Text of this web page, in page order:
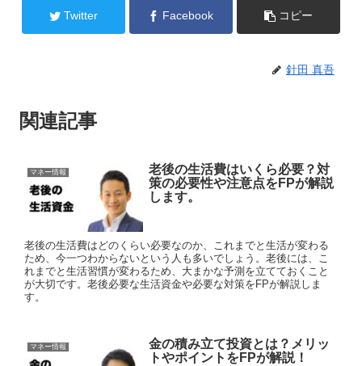
Twitter Facebook コピー
針田 真吾
関連記事
マネー情報
老後の生活費はいくら必要？対
策の必要性や注意点をFPが解説
します。
老後の生活費はどのくらい必要なのか、これまでと生活が変わる
ため、今一つわからないという人も多いでしょう。老後には、こ
れまでと生活習慣が変わるため、大まかな予測を立てておくこと
が大切です。老後必要な生活資金や必要な対策をFPが解説しま
す。
マネー情報
金の積み立て投資とは？メリッ
トやポイントをFPが解説！